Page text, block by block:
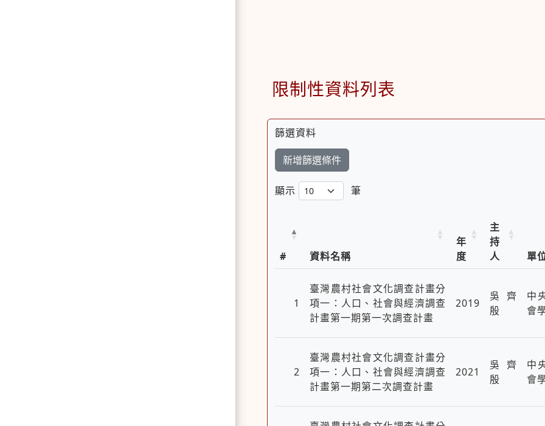
限制性資料列表
篩選資料
新增篩選條件
顯示 筆
# 資料名稱
年
度
主
持
人
單
1
臺灣農村社會文化調查計畫分
項一：人口、社會與經濟調查
計畫第一期第一次調查計畫
2019
吳齊
殷
中
會
2
臺灣農村社會文化調查計畫分
項一：人口、社會與經濟調查
計畫第一期第二次調查計畫
2021
吳齊
殷
中
會